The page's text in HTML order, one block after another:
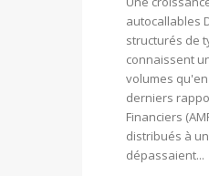
autocallables
structurés de
connaissent
volumes
derniers
Financiers
distribués à
dépassaient...